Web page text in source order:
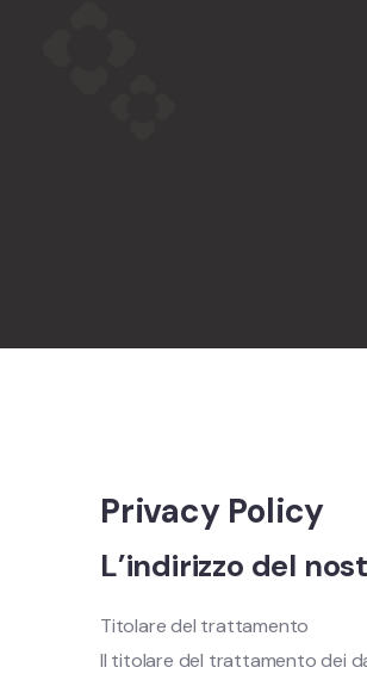
Privacy Policy
L’indirizzo del
Titolare del trattamento
Il titolare del trattamento dei